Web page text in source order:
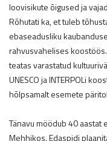
loovisikute õigused ja
Rõhutati ka, et tuleb
ebaseadusliku
rahvusvahelises
teatas varastatud
UNESCO ja INTERPOLi
hõlpsamalt esemete
Tänavu möödub 40 aastat
Mehhikos. Edaspidi